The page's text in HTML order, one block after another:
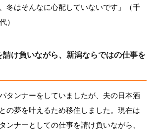
冬はそんなに心配していないです」（千
）
け負いながら、新潟ならではの仕事を
タンナーをしていましたが、夫の日本酒
の夢を叶えるため移住しました。現在は
ンナーとしての仕事を請け負いながら、